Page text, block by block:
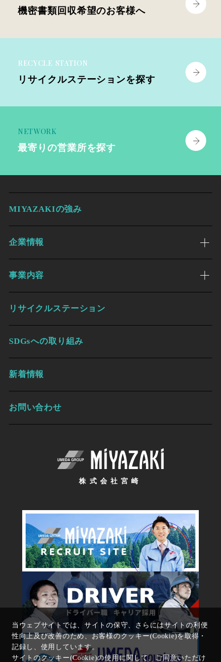
機密書類回収希望のお客様へ
RECYCLE STATION
リサイクルステーションを探す
NETWORK
最寄りの営業所を探す
MIYAZAKIの強み
企業情報
事業内容
リサイクルステーション
SDGsへの取り組み
新着情報
お問い合わせ
株式会社宮崎
当ウェブサイトでは、サイトの保守、さらにはサイトの利便
性向上及び改善のため、お客様のクッキー(Cookie)を取得・
記録し、使用しています。
サイトのクッキー(Cookie)の使用に関して、ご同意いただけ